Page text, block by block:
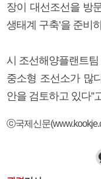
장이 대선조선을 방
생태계 구축’을 준비
시 조선해양플랜트
중소형 조선소가 많
안을 검토하고 있다”
ⓒ국제신문